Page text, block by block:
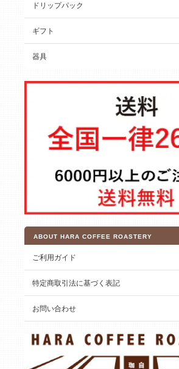
ドリップパック
ギフト
器具
ABOUT HARA COFFEE ROASTERY
ご利用ガイド
特定商取引法に基づく表記
お問い合わせ